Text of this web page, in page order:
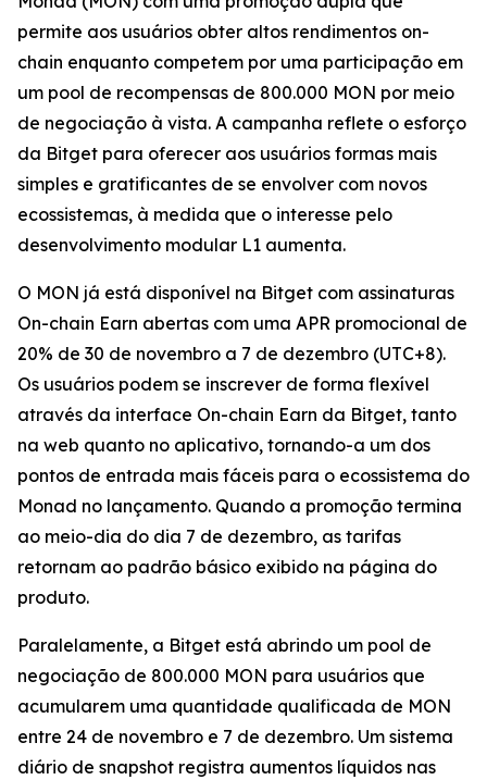
permite aos usuários obter altos rendimentos on-
chain enquanto competem por uma participação em
um pool de recompensas de 800.000 MON por meio
de negociação à vista. A campanha reflete o esforço
da Bitget para oferecer aos usuários formas mais
simples e gratificantes de se envolver com novos
ecossistemas, à medida que o interesse pelo
desenvolvimento modular L1 aumenta.
O MON já está disponível na Bitget com assinaturas
On-chain Earn abertas com uma APR promocional de
20% de 30 de novembro a 7 de dezembro (UTC+8).
Os usuários podem se inscrever de forma flexível
através da interface On-chain Earn da Bitget, tanto
na web quanto no aplicativo, tornando-a um dos
pontos de entrada mais fáceis para o ecossistema do
Monad no lançamento. Quando a promoção termina
ao meio-dia do dia 7 de dezembro, as tarifas
retornam ao padrão básico exibido na página do
produto.
Paralelamente, a Bitget está abrindo um pool de
negociação de 800.000 MON para usuários que
acumularem uma quantidade qualificada de MON
entre 24 de novembro e 7 de dezembro. Um sistema
diário de snapshot registra aumentos líquidos nas